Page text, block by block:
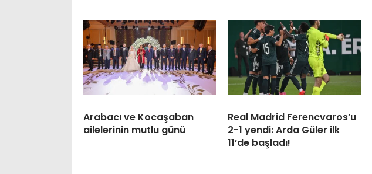
Arabacı ve Kocaşaban
ailelerinin mutlu günü
Real Madrid Ferencvaros’u
2-1 yendi: Arda Güler ilk
11’de başladı!